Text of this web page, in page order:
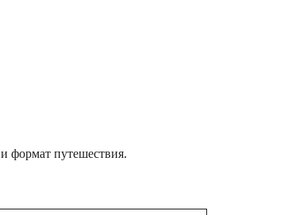
формат путешествия.